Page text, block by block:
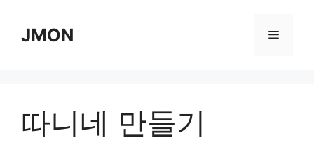
contentJMON Menu
따니네 만들기